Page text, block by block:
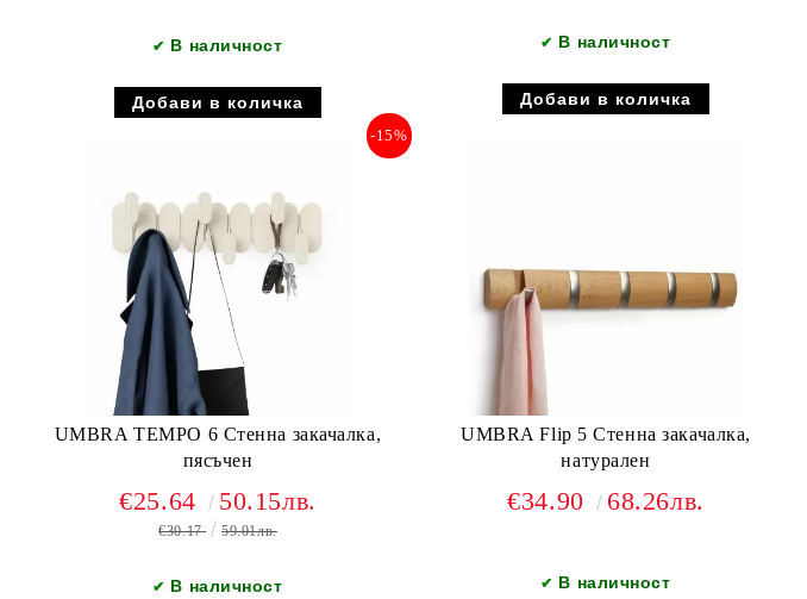
✔ В наличност ✔ В наличност
UMBRA TEMPO 6 Стенна закачалка,
пясъчен
-15%
€25.64 50.15лв.
€30.17 59.01лв.
✔ В наличност
UMBRA Flip 5 Стенна закачалка,
натурален
€34.90 68.26лв.
✔ В наличност